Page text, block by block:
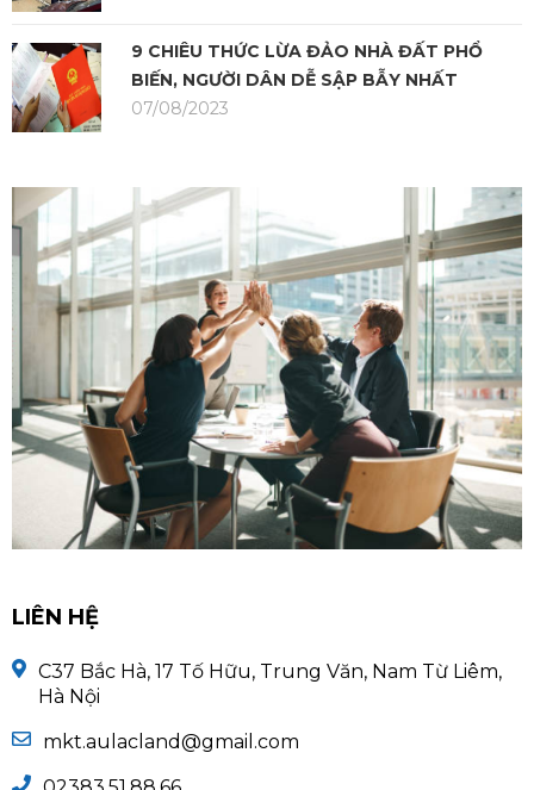
9 CHIÊU THỨC LỪA ĐẢO NHÀ ĐẤT PHỔ
BIẾN, NGƯỜI DÂN DỄ SẬP BẪY NHẤT
07/08/2023
LIÊN HỆ
C37 Bắc Hà, 17 Tố Hữu, Trung Văn, Nam Từ Liêm,
Hà Nội
mkt.aulacland@gmail.com